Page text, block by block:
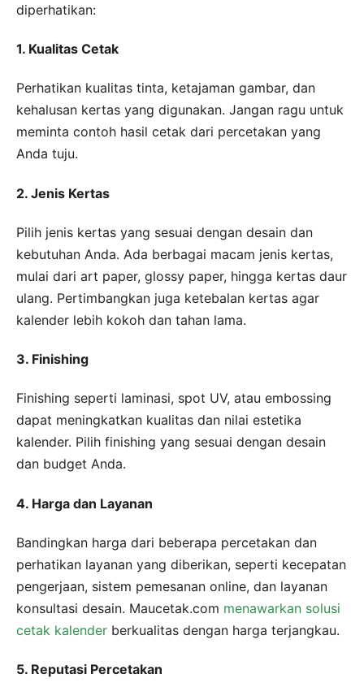
diperhatikan:
1. Kualitas Cetak
Perhatikan kualitas tinta, ketajaman gambar, dan
kehalusan kertas yang digunakan. Jangan ragu untuk
meminta contoh hasil cetak dari percetakan yang
Anda tuju.
2. Jenis Kertas
Pilih jenis kertas yang sesuai dengan desain dan
kebutuhan Anda. Ada berbagai macam jenis kertas,
mulai dari art paper, glossy paper, hingga kertas daur
ulang. Pertimbangkan juga ketebalan kertas agar
kalender lebih kokoh dan tahan lama.
3. Finishing
Finishing seperti laminasi, spot UV, atau embossing
dapat meningkatkan kualitas dan nilai estetika
kalender. Pilih finishing yang sesuai dengan desain
dan budget Anda.
4. Harga dan Layanan
Bandingkan harga dari beberapa percetakan dan
perhatikan layanan yang diberikan, seperti kecepatan
pengerjaan, sistem pemesanan online, dan layanan
konsultasi desain. Maucetak.com menawarkan solusi
cetak kalender berkualitas dengan harga terjangkau.
5. Reputasi Percetakan